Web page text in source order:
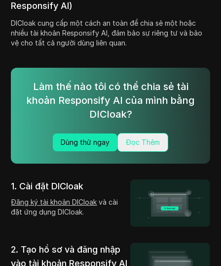
Responsify AI)
DICloak cung cấp một cách an toàn để chia sẻ một hoặc
nhiều tài khoản Responsify AI, đảm bảo sự riêng tư và bảo
vệ cho tất cả người dùng liên quan.
Làm thế nào tôi có thể chia sẻ tài
khoản Responsify AI của mình bằng
DICloak?
Dùng thử ngay Đọc Thêm
1. Cài đặt DICloak
Đăng ký tài khoản DICloak và cài
đặt ứng dụng DICloak.
2. Tạo hồ sơ và đăng nhập
vào tài khoản Responsify AI